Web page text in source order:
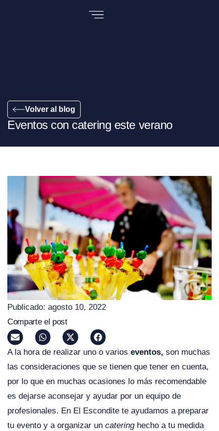
Volver al blog
Eventos con catering este verano
Publicado: agosto 10, 2022
Comparte el post
A la hora de realizar uno o varios eventos, son muchas
las consideraciones que se tienen que tener en cuenta,
por lo que en muchas ocasiones lo más recomendable
es dejarse aconsejar y ayudar por un equipo de
profesionales. En El Escondite te ayudamos a preparar
tu evento y a organizar un cateringhecho a tu medida